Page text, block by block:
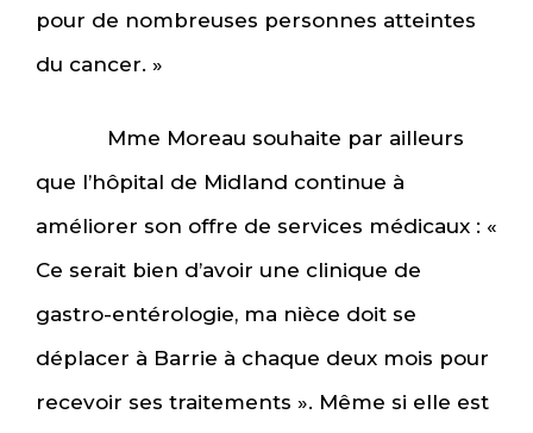
pour de nombreuses personnes atteintes
du cancer. »
Mme Moreau souhaite par ailleurs
que l’hôpital de Midland continue à
améliorer son offre de services médicaux : «
Ce serait bien d’avoir une clinique de
gastro-entérologie, ma nièce doit se
déplacer à Barrie à chaque deux mois pour
recevoir ses traitements ». Même si elle est